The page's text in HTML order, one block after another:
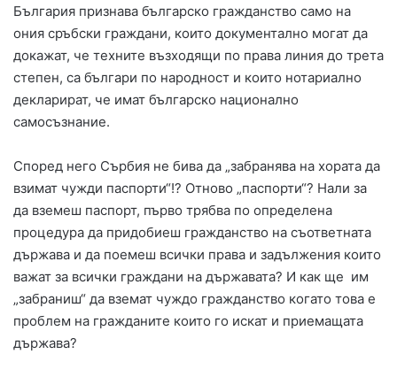
България признава българско гражданство само на
ония сръбски граждани, които документално могат да
докажат, че техните възходящи по права линия до трета
степен, са българи по народност и които нотариално
декларират, че имат българско национално
самосъзнание.
Според него Сърбия не бива да „забранява на хората да
взимат чужди паспорти“!? Отново „паспорти“? Нали за
да вземеш паспорт, първо трябва по определена
процедура да придобиеш гражданство на съответната
държава и да поемеш всички права и задължения които
важат за всички граждани на държавата? И как ще им
„забраниш“ да вземат чуждо гражданство когато това е
проблем на гражданите които го искат и приемащата
държава?